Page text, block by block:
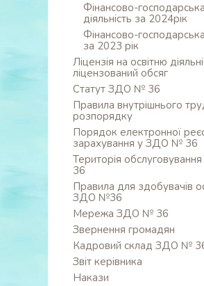
Фінансово-господарська
діяльність за 2024рік
Фінансово-
за 2023 рік
Ліцензія на освітню
ліцензований обсяг
Статут ЗДО № 36
Правила внутрішнього
розпорядку
Порядок електронної
зарахування у ЗДО № 36
Територія
36
Правила для здобувачів
ЗДО №36
Мережа ЗДО № 36
Звернення громадян
Кадровий склад ЗДО №
Звіт керівника
Накази